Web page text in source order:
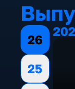
26
25